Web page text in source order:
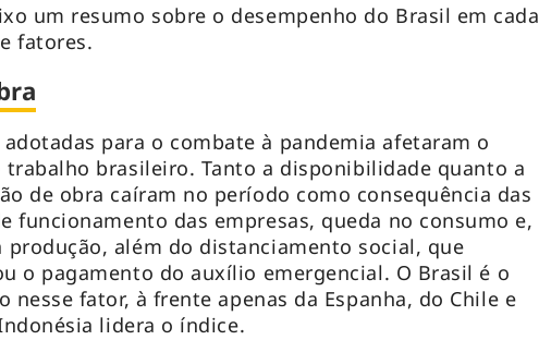
um resumo sobre o desempenho do Brasil em cada
fatores.
para o combate à pandemia afetaram o
trabalho brasileiro. Tanto a disponibilidade quanto a
de obra caíram no período como consequência das
funcionamento das empresas, queda no consumo e,
produção, além do distanciamento social, que
o pagamento do auxílio emergencial. O Brasil é o
nesse fator, à frente apenas da Espanha, do Chile e
lidera o índice.